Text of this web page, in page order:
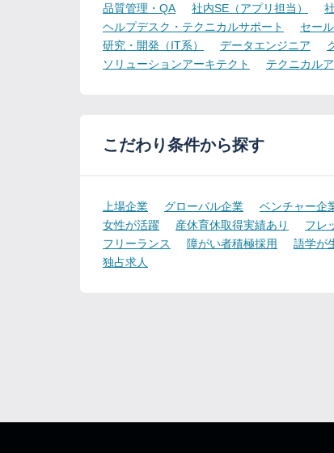
品質管理・QA
社内SE（アプリ担当）
ヘルプデスク・テクニカルサポート
セー
研究・開発（IT系）
データエンジニア
ソリューションアーキテクト
テクニカル
こだわり条件から探す
上場企業 グローバル企業 ベンチャー企
女性が活躍
産休育休取得実績あり フレ
フリーランス
障がい者積極採用 語学が
独占求人